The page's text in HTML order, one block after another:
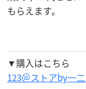
もらえます。
▼購入はこちら
123＠ストアby一